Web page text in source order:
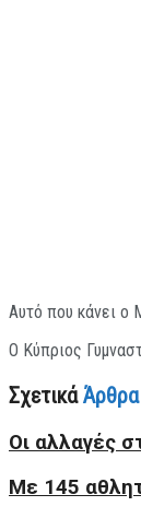
Αυτό που κάνει ο
Ο Κύπριος
ΣχετικάΆρθρα
Οι αλλαγές
Με 145